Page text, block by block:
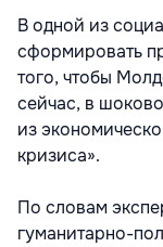
В одной из
сформировать
того, чтобы
сейчас, в
из
кризиса».
По словам
гуманитарно-